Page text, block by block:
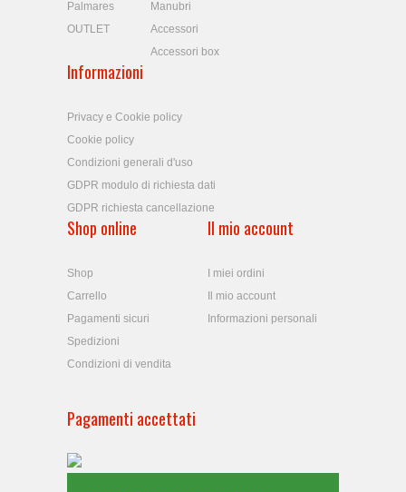
Palmares
OUTLET
Manubri
Accessori
Accessori box
Informazioni
Privacy e Cookie policy
Cookie policy
Condizioni generali d'uso
GDPR modulo di richiesta dati
GDPR richiesta cancellazione
Shop online
Shop
Carrello
Pagamenti sicuri
Spedizioni
Condizioni di vendita
Il mio account
I miei ordini
Il mio account
Informazioni personali
Pagamenti accettati